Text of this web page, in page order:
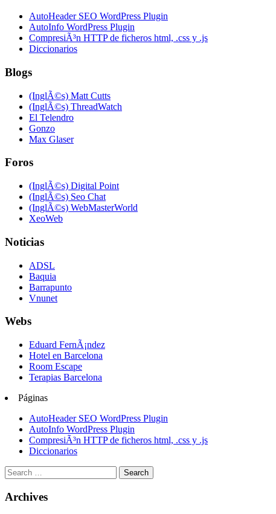
AutoHeader SEO WordPress Plugin
AutoInfo WordPress Plugin
CompresiÃ³n HTTP de ficheros html, .css y .js
Diccionarios
Blogs
(InglÃ©s) Matt Cutts
(InglÃ©s) ThreadWatch
El Telendro
Gonzo
Max Glaser
Foros
(InglÃ©s) Digital Point
(InglÃ©s) Seo Chat
(InglÃ©s) WebMasterWorld
XeoWeb
Noticias
ADSL
Baquia
Barrapunto
Vnunet
Webs
Eduard FernÃ¡ndez
Hotel en Barcelona
Room Escape
Terapias Barcelona
Páginas
AutoHeader SEO WordPress Plugin
AutoInfo WordPress Plugin
CompresiÃ³n HTTP de ficheros html, .css y .js
Diccionarios
Archives